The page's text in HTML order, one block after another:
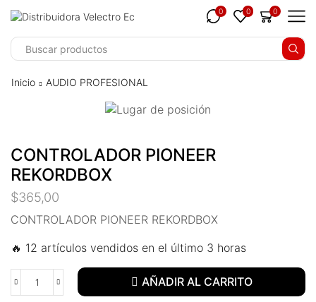
panel
panel
panel
panel
panel
0 0 0
Inicio AUDIO PROFESIONAL
CONTROLADOR PIONEER
REKORDBOX
$365,00
CONTROLADOR PIONEER REKORDBOX
🔥 12 artículos vendidos en el último 3 horas
AÑADIR AL CARRITO